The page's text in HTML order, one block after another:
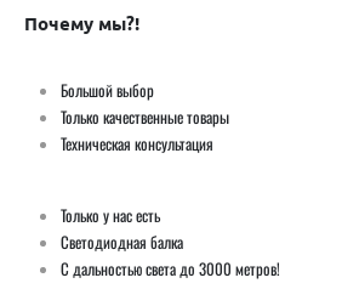
Почему мы?!
Большой выбор
Только качественные товары
Техническая консультация
Только у нас есть
Светодиодная балка
С дальностью света до 3000 метров!